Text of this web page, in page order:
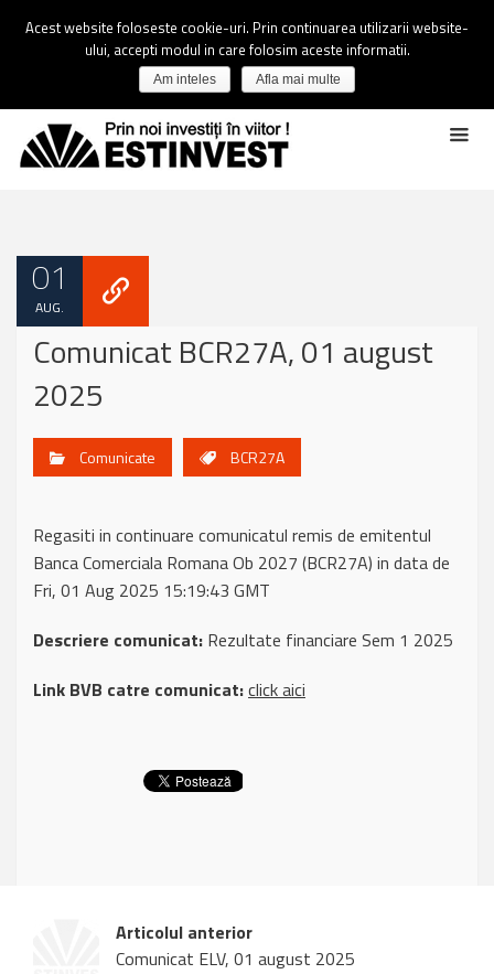
01
AUG.
Comunicat BCR27A, 01 august
2025
Comunicate BCR27A
Regasiti in continuare comunicatul remis de emitentul
Banca Comerciala Romana Ob 2027 (BCR27A) in data de
Fri, 01 Aug 2025 15:19:43 GMT
Descriere comunicat: Rezultate financiare Sem 1 2025
Link BVB catre comunicat:click aici
Articolul anterior
Comunicat ELV, 01 august 2025
Acest website foloseste cookie-uri. Prin continuarea utilizarii website-
ului, accepti modul in care folosim aceste informatii.
Am inteles Afla mai multe